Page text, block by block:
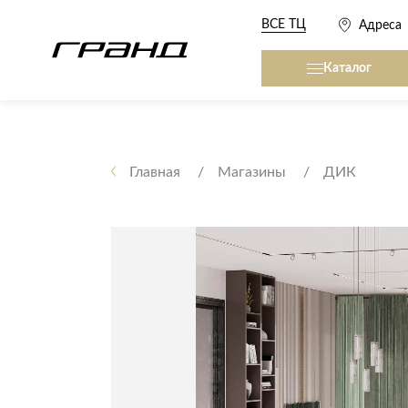
ВСЕ ТЦ Адреса
Каталог
сна
Товары для сна
Кухонные
Мягкая мебель
Диваны
Главная Магазины ДИК